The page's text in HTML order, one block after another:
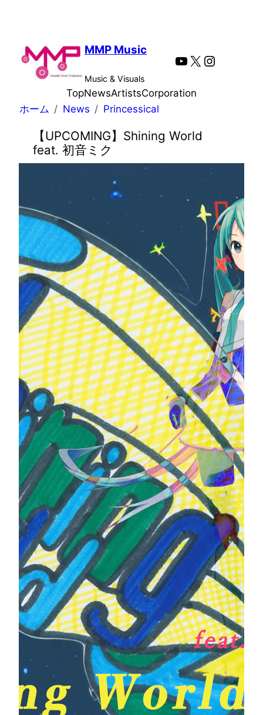
MMP Music
Music & Visuals
YouTube
X
TopNewsArtistsCorporation
ホーム
News Princessical
【UPCOMING】Shining World
feat. 初音ミク